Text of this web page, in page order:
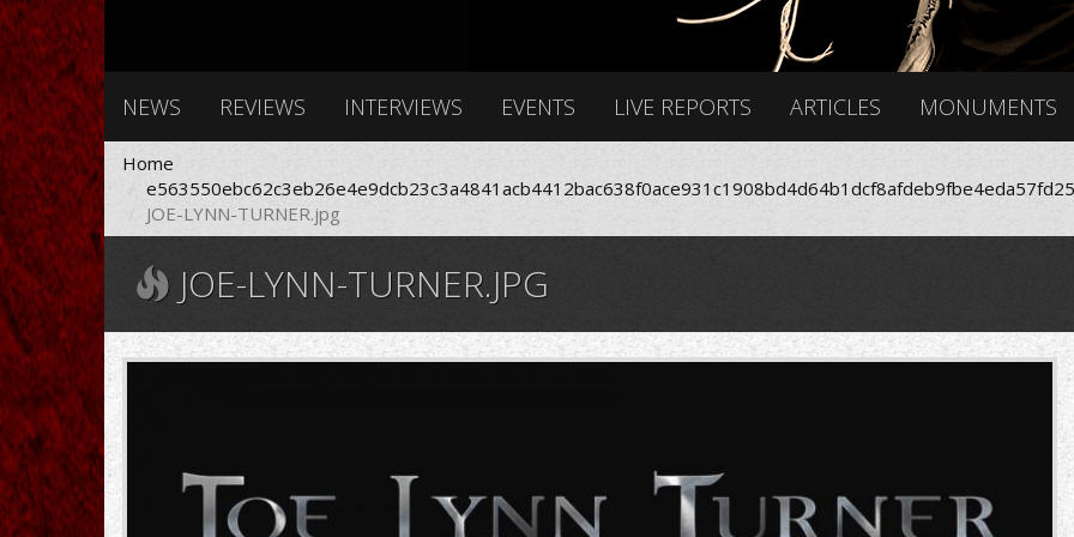
NEWS REVIEWS INTERVIEWS EVENTS LIVE REPORTS ARTICLES MONUMENTS
Home
JOE-LYNN-TURNER.jpg
JOE-LYNN-TURNER.JPG